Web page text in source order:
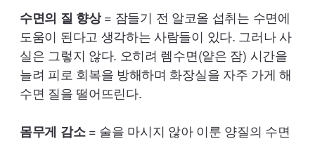
본문
수면의 질 향상= 잠들기 전 알코올 섭취는 수면에
도움이 된다고 생각하는 사람들이 있다. 그러나 사
실은 그렇지 않다. 오히려 렘수면(얕은 잠) 시간을
늘려 피로 회복을 방해하며 화장실을 자주 가게 해
수면 질을 떨어뜨린다.
몸무게 감소= 술을 마시지 않아 이룬 양질의 수면